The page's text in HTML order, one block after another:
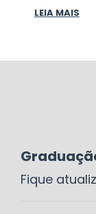
LEIA MAIS
Fique